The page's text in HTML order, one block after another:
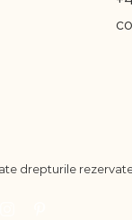
drepturile